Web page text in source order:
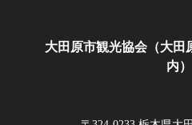
大田原市観光協会（大田
内）